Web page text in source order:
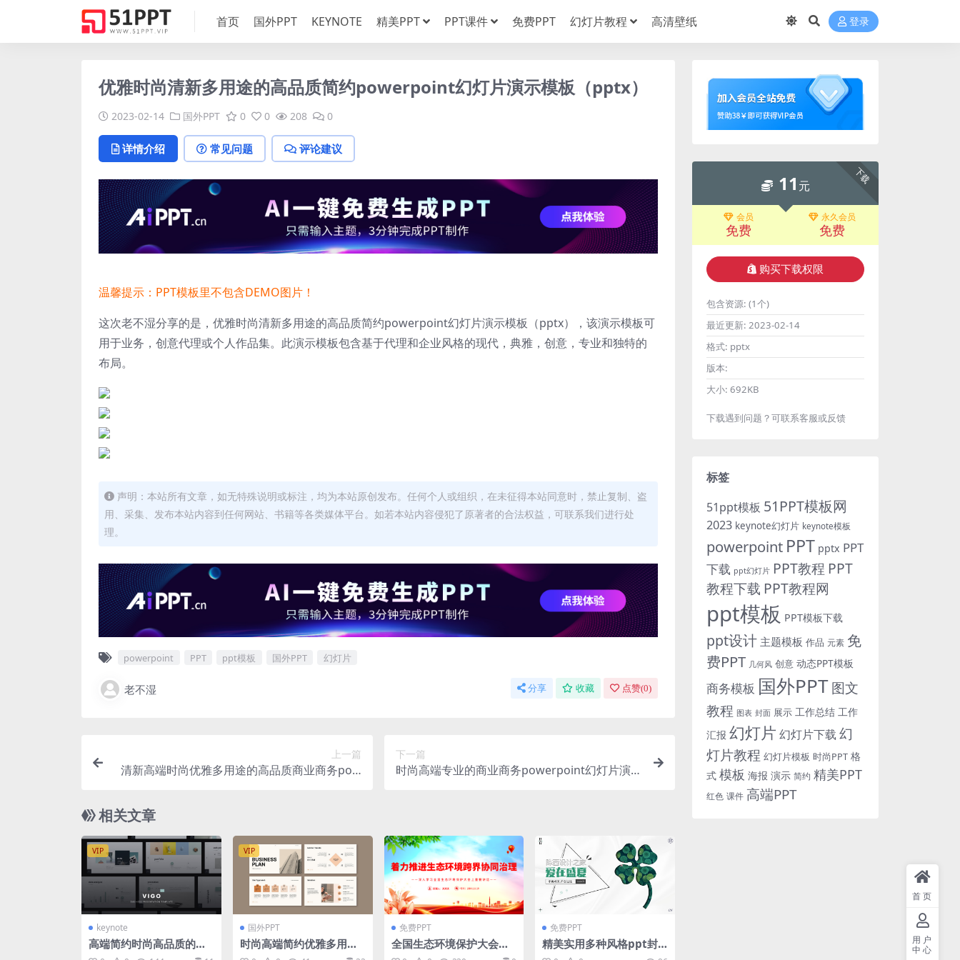
首页 国外PPT KEYNOTE 精美PPT PPT课件 免费PPT 幻灯片教程 高清壁纸 登录
优雅时尚清新多用途的高品质简约powerpoint幻灯片演示模板（pptx）
2023-02-14 国外PPT 0 0 208 0
详情介绍 常见问题 评论建议
温馨提示：PPT模板里不包含DEMO图片！
这次老不湿分享的是，优雅时尚清新多用途的高品质简约powerpoint幻灯片演示模板（pptx）， 该演示模板可
用于业务，创意代理或个人作品集。 此演示模板包含基于代理和企业风格的现代，典雅，创意，专业和独特的
布局。
声明：本站所有文章，如无特殊说明或标注，均为本站原创发布。任何个人或组织，在未征得本站同意时，禁止复制、盗
用、采集、发布本站内容到任何网站、书籍等各类媒体平台。如若本站内容侵犯了原著者的合法权益，可联系我们进行处
理。
powerpoint PPT ppt模板 国外PPT 幻灯片
老不湿 分享 收藏 点赞(0)
上一篇
清新高端时尚优雅多用途的高品质商业商务pow
下一篇
时尚高端专业的商业商务powerpoint幻灯片演示
相关文章
VIP
keynote
高端简约时尚高品质的多
用途keynote幻灯片演示
VIP
国外PPT
时尚高端简约优雅多用途
商业计划书powerpoint
免费PPT
全国生态环境保护大会上
重要讲话专题党课课件模
免费PPT
精美实用多种风格ppt封
面模板（5套）
下载
11 元
会员
免费
永久会员
免费
购买下载权限
包含资源: (1个)
最近更新: 2023-02-14
格式: pptx
版本:
大小: 692KB
下载遇到问题？可联系客服或反馈
标签
51ppt模板 51PPT模板网
2023 keynote幻灯片 keynote模板
powerpoint PPT pptx PPT
下载 ppt幻灯片 PPT教程 PPT
教程下载 PPT教程网
ppt模板 PPT模板下载
ppt设计 主题模板 作品 元素 免
费PPT 几何风 创意 动态PPT模板
商务模板 国外PPT图文
教程 图表 封面 展示 工作总结 工作
汇报 幻灯片 幻灯片下载 幻
灯片教程 幻灯片模板 时尚PPT 格
式 模板 海报 演示 简约 精美PPT
红色 课件 高端PPT
首页
用户
中心